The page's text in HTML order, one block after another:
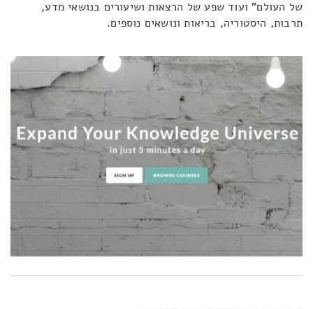
של העולם" ועוד שפע של הרצאות ושיעורים בנושאי מדע,
תרבות, היסטוריה, בריאות ונושאים נוספים.